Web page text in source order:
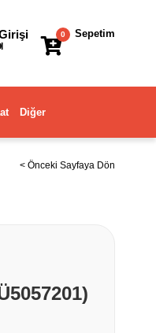
Sepetim
0
Diğer
< Önceki Sayfaya Dön